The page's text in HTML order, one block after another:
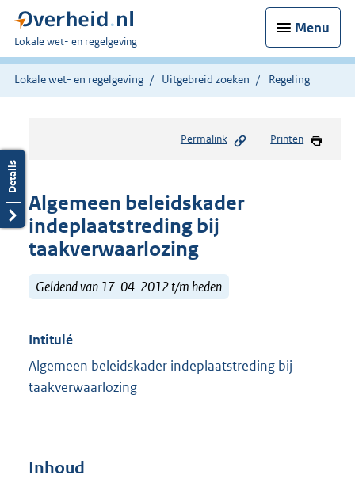
Menu
U
bent
hier:
Lokale wet- en regelgeving
Lokale wet- en regelgeving Uitgebreid zoeken Regeling
Permalink Printen
Algemeen beleidskader
indeplaatstreding bij
taakverwaarlozing
Geldend van 17-04-2012 t/m heden
Intitulé
Algemeen beleidskader indeplaatstreding bij
taakverwaarlozing
Inhoud